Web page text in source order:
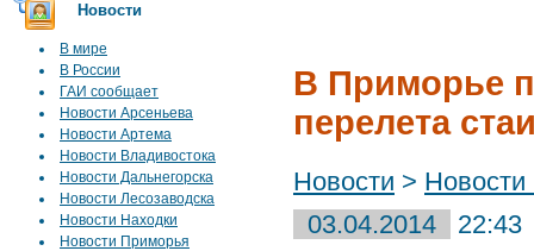
Новости
В мире
В России
ГАИ сообщает
Новости Арсеньева
Новости Артема
Новости Владивостока
Новости Дальнегорска
Новости Лесозаводска
Новости Находки
Новости Приморья
В Приморье
перелета
Новости >
03.04.2014
22:43